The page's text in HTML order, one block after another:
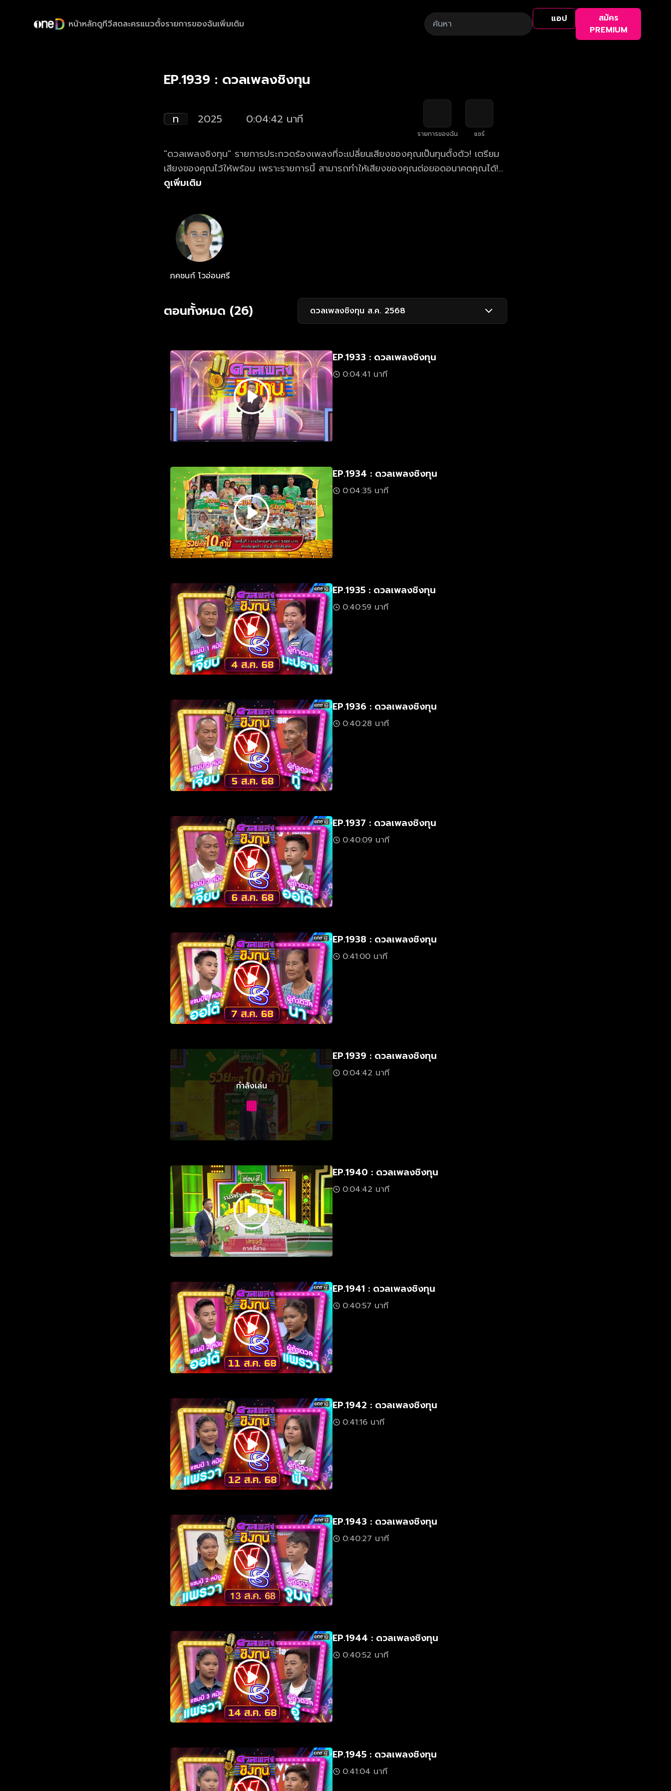
หน้าหลักดูทีวีสดละครแนวตั้งรายการของฉันเพิ่มเติม แอป
สมัคร
PREMIUM
EP.1939 : ดวลเพลงชิงทุน
ท 2025 0:04:42 นาที
รายการของฉัน แชร์
"ดวลเพลงชิงทุน" รายการประกวดร้องเพลงที่จะเปลี่ยนเสียงของคุณเป็นทุนตั้งตัว! เตรียม
เสียงของคุณไว้ให้พร้อม เพราะรายการนี้ สามารถทำให้เสียงของคุณต่อยอดอนาคตคุณได้!
ดูย้อนหลังรายการ ดวลเพลงชิงทุน ตอนใหม่ล่าสุด ทุกวันจันทร์ - เสาร์ เวลา 19:45 น.
ดูเพิ่มเติม
ภคชนก์ โวอ่อนศรี
ตอนทั้งหมด (26) ดวลเพลงชิงทุน ส.ค. 2568
EP.1933 : ดวลเพลงชิงทุน
0:04:41 นาที
EP.1934 : ดวลเพลงชิงทุน
0:04:35 นาที
EP.1935 : ดวลเพลงชิงทุน
0:40:59 นาที
EP.1936 : ดวลเพลงชิงทุน
0:40:28 นาที
EP.1937 : ดวลเพลงชิงทุน
0:40:09 นาที
EP.1938 : ดวลเพลงชิงทุน
0:41:00 นาที
กำลังเล่น
EP.1939 : ดวลเพลงชิงทุน
0:04:42 นาที
EP.1940 : ดวลเพลงชิงทุน
0:04:42 นาที
EP.1941 : ดวลเพลงชิงทุน
0:40:57 นาที
EP.1942 : ดวลเพลงชิงทุน
0:41:16 นาที
EP.1943 : ดวลเพลงชิงทุน
0:40:27 นาที
EP.1944 : ดวลเพลงชิงทุน
0:40:52 นาที
EP.1945 : ดวลเพลงชิงทุน
0:41:04 นาที